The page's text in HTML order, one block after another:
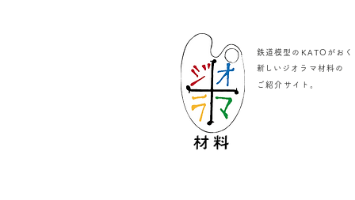
鉄道模型のKATOがおく
​新しいジオラマ材料の
ご紹介サイト